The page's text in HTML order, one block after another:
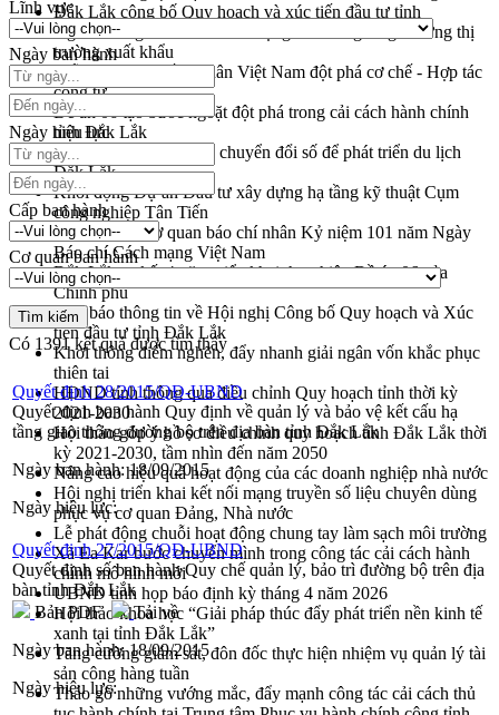
Đắk Lắk công bố Quy hoạch và xúc tiến đầu tư tỉnh
Ngành cá ngừ Đắk Lắk chủ động thích ứng để giữ vững thị
trường xuất khẩu
Diễn đàn Kinh tế tư nhân Việt Nam đột phá cơ chế - Hợp tác
công tư
Đề án 06 tạo bước ngoặt đột phá trong cải cách hành chính
tỉnh Đắk Lắk
Kết nối tour, đẩy mạnh chuyển đổi số để phát triển du lịch
Đắk Lắk
Khởi động Dự án Đầu tư xây dựng hạ tầng kỹ thuật Cụm
công nghiệp Tân Tiến
Gặp mặt các cơ quan báo chí nhân Kỷ niệm 101 năm Ngày
Báo chí Cách mạng Việt Nam
Đắk Lắk sơ kết 4 năm triển khai thực hiện Đề án 06 của
Chính phủ
Họp báo thông tin về Hội nghị Công bố Quy hoạch và Xúc
tiến đầu tư tỉnh Đắk Lắk
Khơi thông điểm nghẽn, đẩy nhanh giải ngân vốn khắc phục
thiên tai
HĐND tỉnh thông qua điều chỉnh Quy hoạch tỉnh thời kỳ
2021-2030
Hội thảo góp ý hồ sơ điều chỉnh quy hoạch tỉnh Đắk Lắk thời
kỳ 2021-2030, tầm nhìn đến năm 2050
Nâng cao hiệu quả hoạt động của các doanh nghiệp nhà nước
Hội nghị triển khai kết nối mạng truyền số liệu chuyên dùng
phục vụ cơ quan Đảng, Nhà nước
Lễ phát động chuỗi hoạt động chung tay làm sạch môi trường
Xã Ea Kar bước chuyển mình trong công tác cải cách hành
chính mô hình mới
UBND tỉnh họp báo định kỳ tháng 4 năm 2026
Hội thảo khoa học “Giải pháp thúc đẩy phát triển nền kinh tế
xanh tại tỉnh Đắk Lắk”
Tăng cường giám sát, đôn đốc thực hiện nhiệm vụ quản lý tài
sản công hàng tuần
Tháo gỡ những vướng mắc, đẩy mạnh công tác cải cách thủ
Lĩnh vực
Ngày ban hành
Ngày hiệu lực
Cấp ban hành
Cơ quan ban hành
Có 1391kết quả được tìm thấy
Quyết định 28/2015/QĐ-UBND
Quyết định ban hành Quy định về quản lý và bảo vệ kết cấu hạ
tầng giao thông đường bộ trên địa bàn tỉnh Đắk Lắk
Ngày ban hành:18/09/2015
Ngày hiệu lực:
Quyết định 27/2015/QĐ-UBND
Quyết định số ban hành Quy chế quản lý, bảo trì đường bộ trên địa
bàn tỉnh Đắk Lắk
Bản PDF
Tải về
Ngày ban hành:18/09/2015
Ngày hiệu lực: